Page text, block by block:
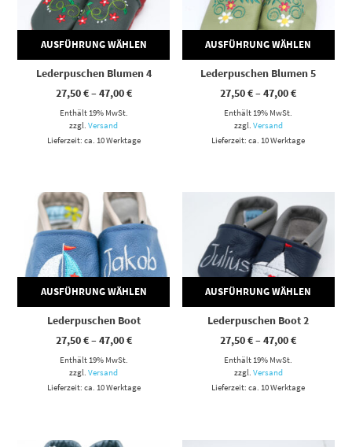
AUSFÜHRUNG WÄHLEN
Lederpuschen Blumen 4
27,50€–47,00€Preisspanne:
Enthält 19% MwSt.
zzgl.Versand
Lieferzeit: ca. 10 Werktage
AUSFÜHRUNG WÄHLEN
Lederpuschen Blumen 5
27,50€–47,00€
Enthält 19% MwSt.
zzgl. Versand
Lieferzeit: ca. 10 Werktage
AUSFÜHRUNG WÄHLEN
Dieses Produkt weist mehrere Varianten auf. Die Optionen können auf der Produktseite gewählt werden
Lederpuschen Boot
27,50€–47,00€Preisspanne:
Enthält 19% MwSt.
zzgl.Versand
Lieferzeit: ca. 10 Werktage
AUSFÜHRUNG WÄHLEN
Lederpuschen Boot 2
27,50€–47,00€
Enthält 19% MwSt.
zzgl. Versand
Lieferzeit: ca. 10 Werktage
Dieses Produkt weist mehrere Varianten auf. Die Optionen können auf der Produktseite gewählt werden Dieses Produkt weist mehrere Varianten auf. Die Optionen können auf der Produktseite gewählt werden